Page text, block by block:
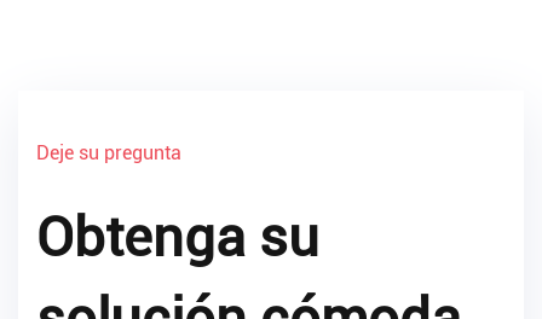
Deje su pregunta
Obtenga su